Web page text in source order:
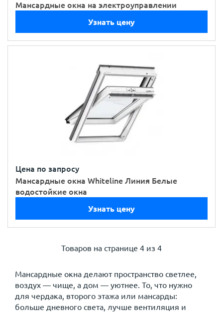
Мансардные окна на электроуправлении
Узнать цену
Цена по запросу
Мансардные окна Whiteline Линия Белые
водостойкие окна
Узнать цену
Товаров на странице 4 из 4
Мансардные окна делают пространство светлее,
воздух — чище, а дом — уютнее. То, что нужно
для чердака, второго этажа или мансарды:
больше дневного света, лучше вентиляция и